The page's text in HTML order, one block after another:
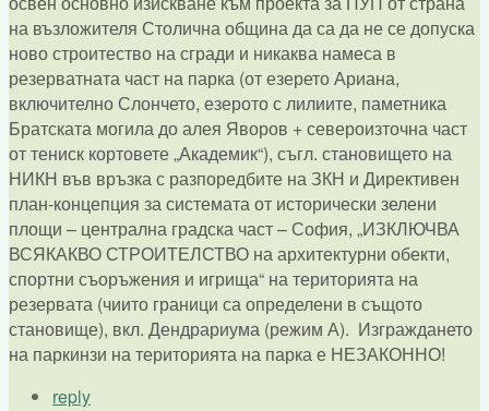
на възложителя Столична община да са да не се допуска
ново строитество на сгради и никаква намеса в
резерватната част на парка (от езерето Ариана,
включително Слончето, езерото с лилиите, паметника
Братската могила до алея Яворов + североизточна част
от тениск кортовете „Академик“), съгл. становището на
НИКН във връзка с разпоредбите на ЗКН и Директивен
план-концепция за системата от исторически зелени
площи – централна градска част – София, „ИЗКЛЮЧВА
ВСЯКАКВО СТРОИТЕЛСТВО на архитектурни обекти,
спортни съоръжения и игрища“ на територията на
резервата (чиито граници са определени в същото
становище), вкл. Дендрариума (режим А). Изграждането
на паркинзи на територията на парка е НЕЗАКОННО!
reply